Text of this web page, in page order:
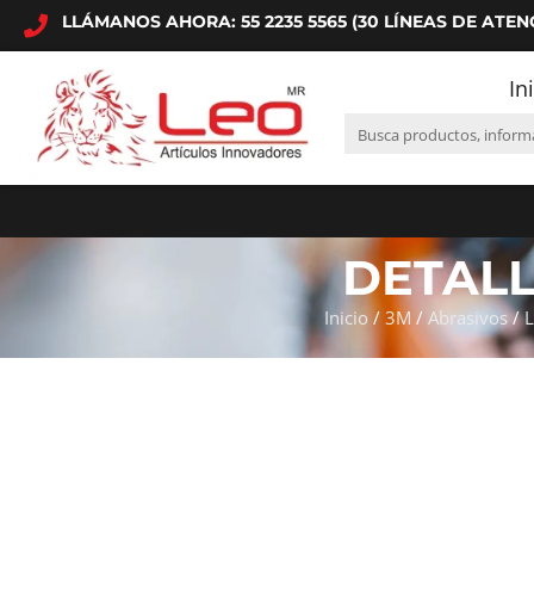
LLÁMANOS AHORA: 55 2235 5565 (30 LÍNEAS DE
Inicio/ 3M / Abrasivos/